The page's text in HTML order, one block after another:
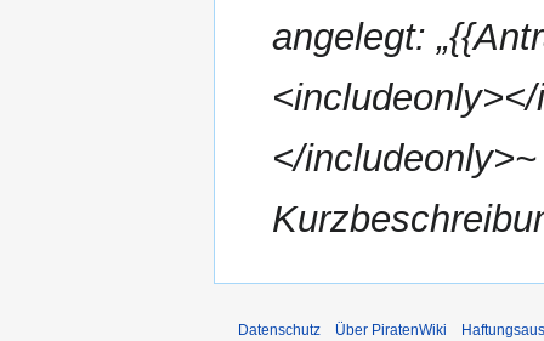
angelegt:
</
Datenschutz Über PiratenWiki